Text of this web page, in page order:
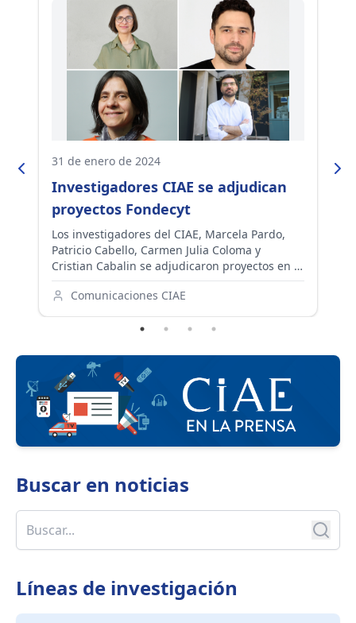
31 de enero de 2024
Investigadores CIAE se adjudican
proyectos Fondecyt
Los investigadores del CIAE, Marcela Pardo,
Patricio Cabello, Carmen Julia Coloma y
Cristian Cabalin se adjudicaron proyectos en el
reciente concurso de investigación organizado
por la ANID.
Comunicaciones CIAE
Buscar en noticias
Líneas de investigación